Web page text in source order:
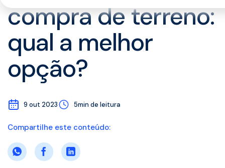
compra de terreno:
qual a melhor
opção?
9 out 2023 5min de leitura
Compartilhe este conteúdo: